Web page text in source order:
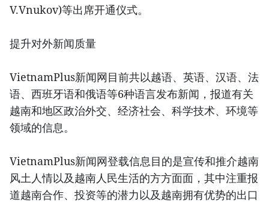
V.Vnukov)等出席开通仪式。
提升对外新闻质量
VietnamPlus新闻网目前共以越语、英语、汉语、法
语、西班牙语和俄语等6种语言发布新闻，报道有关
越南和地区政治外交、经济社会、科学技术、环境等
领域的信息。
VietnamPlus新闻网登载信息目的是宣传和推介越南
风土人情以及越南人民生活的方方面面，其中注重报
道越南合作、投资等的潜力以及越南拥有优势的出口